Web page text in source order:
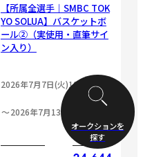
【所属全選手｜SMBC TOK
YO SOLUA】バスケットボ
ール②（実使用・直筆サイ
ン入り）
2026年7月7日(火)12:00
2026年7月13日(月)22:50
オークションを
探す